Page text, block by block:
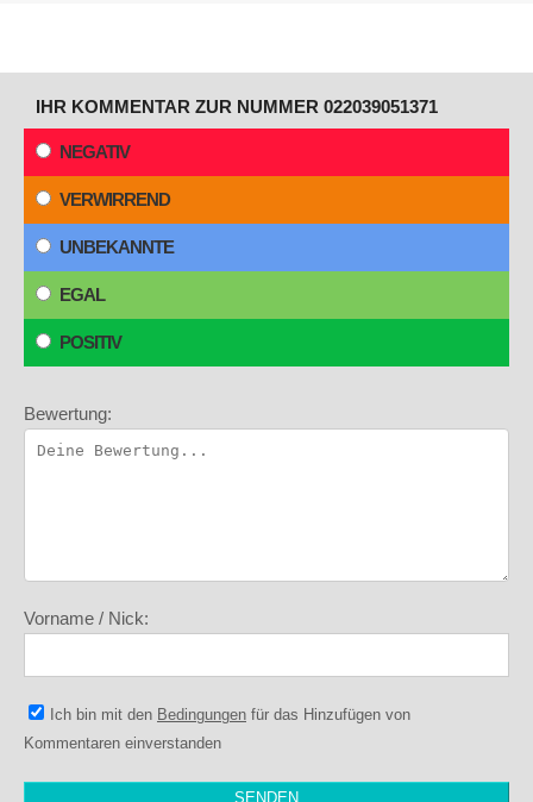
IHR KOMMENTAR ZUR NUMMER 022039051371
NEGATIV
VERWIRREND
UNBEKANNTE
EGAL
POSITIV
Bewertung:
Vorname / Nick:
Ich bin mit den Bedingungen für das Hinzufügen von
Kommentaren einverstanden